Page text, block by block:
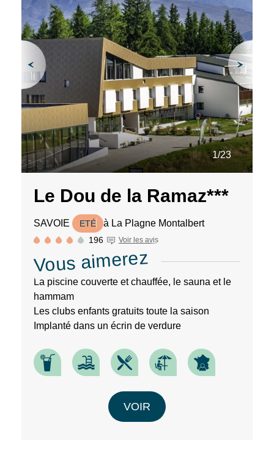
1/23
Le Dou de la Ramaz***
SAVOIE ETÉ à La Plagne Montalbert
196 Voir les avis
Vous aimerez
La piscine couverte et chauffée, le sauna et le
hammam
Les clubs enfants gratuits toute la saison
Implanté dans un écrin de verdure
VOIR